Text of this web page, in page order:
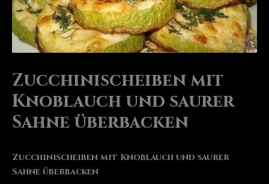
Zucchinischeiben mit
Knoblauch und saurer
Sahne überbacken
Zucchinischeiben mit Knoblauch und saurer
Sahne überbacken